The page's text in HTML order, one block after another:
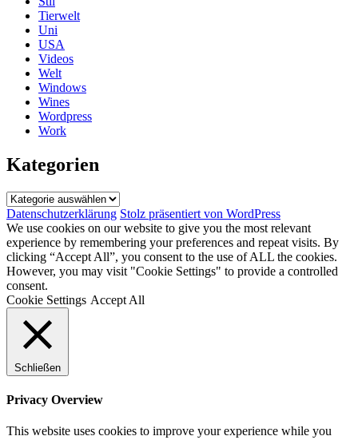
Tierwelt
Uni
USA
Videos
Welt
Windows
Wines
Wordpress
Work
Kategorien
Kategorien
Datenschutzerklärung Stolz präsentiert von WordPress
We use cookies on our website to give you the most relevant
experience by remembering your preferences and repeat visits. By
clicking “Accept All”, you consent to the use of ALL the cookies.
However, you may visit "Cookie Settings" to provide a controlled
consent.
Cookie Settings Accept All
Schließen
Privacy Overview
This website uses cookies to improve your experience while you